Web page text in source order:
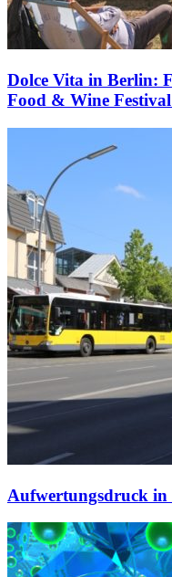
Dolce Vita in Berlin:
Food & Wine
Aufwertungsdruck in